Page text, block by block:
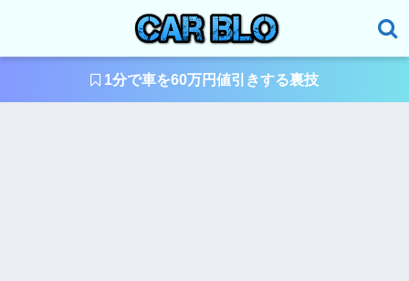
1分で車を60万円値引きする裏技